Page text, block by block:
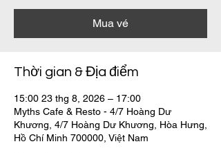
Mua vé
Thời gian & Địa điểm
15:00 23 thg 8, 2026 – 17:00
Myths Cafe & Resto - 4/7 Hoàng Dư
Khương, 4/7 Hoàng Dư Khương, Hòa Hưng,
Hồ Chí Minh 700000, Việt Nam